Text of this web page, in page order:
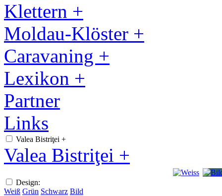
Klettern +
Moldau-Klöster +
Caravaning +
Lexikon +
Partner
Links
Valea Bistriţei +
Valea Bistriţei +
Design:
Weiß Grün Schwarz Bild